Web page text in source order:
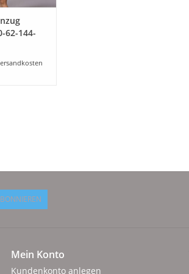
62-144-
Mein Konto
Kundenkonto anlegen